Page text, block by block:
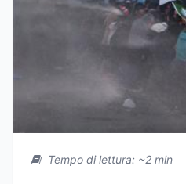
Tempo di lettura: ~2 min